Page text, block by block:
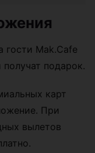
гости Mak.Cafe
подарок.
карт
При
вылетов